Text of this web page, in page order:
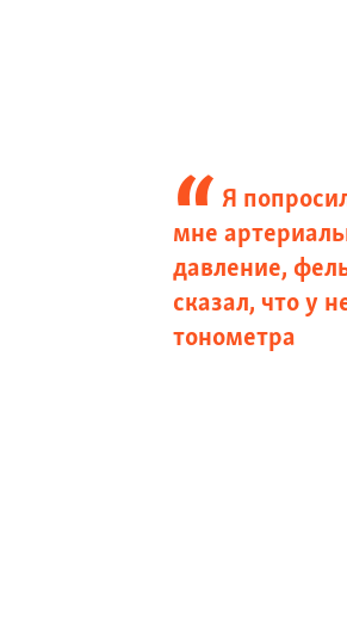
Я
мне
давление,
сказал, что у
тонометра